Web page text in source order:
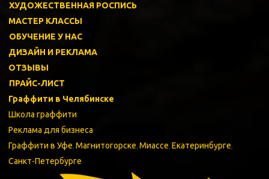
ХУДОЖЕСТВЕННАЯ РОСПИСЬ
МАСТЕР КЛАССЫ
ОБУЧЕНИЕ У НАС
ДИЗАЙН И РЕКЛАМА
ОТЗЫВЫ
ПРАЙС-ЛИСТ
Граффити в Челябинске
Школа граффити
Реклама для бизнеса
Граффити в Уфе, Магнитогорске, Миассе, Екатеринбурге
Санкт-Петербурге